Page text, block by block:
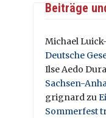
Beiträge
Michael
Deutsche
Ilse Aedo
Sachsen-
grignardzu
Sommerfest